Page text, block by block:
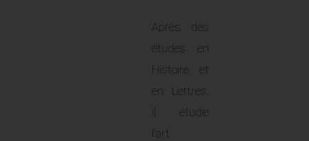
Après des
études en
Histoire et
en Lettres,
il étudie
l’art